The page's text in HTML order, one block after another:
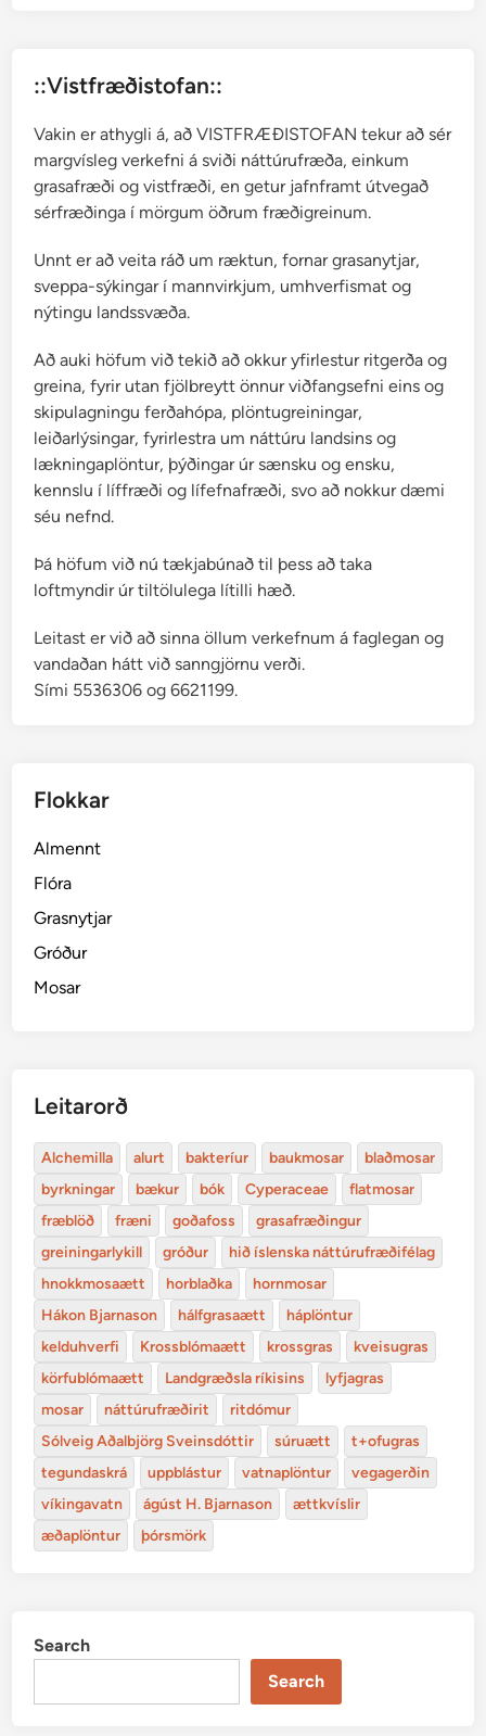
a
r
ð
::Vistfræðistofan::
Vakin er athygli á, að VISTFRÆÐISTOFAN tekur að sér
margvísleg verkefni á sviði náttúrufræða, einkum
grasafræði og vistfræði, en getur jafnframt útvegað
sérfræðinga í mörgum öðrum fræðigreinum.
Unnt er að veita ráð um ræktun, fornar grasanytjar,
sveppa-sýkingar í mannvirkjum, umhverfismat og
nýtingu landssvæða.
Að auki höfum við tekið að okkur yfirlestur ritgerða og
greina, fyrir utan fjölbreytt önnur viðfangsefni eins og
skipulagningu ferðahópa, plöntugreiningar,
leiðarlýsingar, fyrirlestra um náttúru landsins og
lækningaplöntur, þýðingar úr sænsku og ensku,
kennslu í líffræði og lífefnafræði, svo að nokkur dæmi
séu nefnd.
Þá höfum við nú tækjabúnað til þess að taka
loftmyndir úr tiltölulega lítilli hæð.
Leitast er við að sinna öllum verkefnum á faglegan og
vandaðan hátt við sanngjörnu verði.
Sími 5536306 og 6621199.
Flokkar
Almennt
Flóra
Grasnytjar
Gróður
Mosar
Leitarorð
Alchemilla alurt bakteríur baukmosar
blaðmosar
byrkningar
bækur bók Cyperaceae
flatmosar
fræblöð
fræni goðafoss
grasafræðingur
greiningarlykill
gróður
hið íslenska náttúrufræðifélag
hnokkmosaætt
horblaðka
hornmosar
Hákon Bjarnason
hálfgrasaætt
háplöntur
kelduhverfi
Krossblómaætt krossgras
kveisugras
körfublómaætt
Landgræðsla ríkisins
lyfjagras
mosar
náttúrufræðirit
ritdómur
Sólveig Aðalbjörg Sveinsdóttir
súruætt
t+ofugras
tegundaskrá
uppblástur vatnaplöntur
vegagerðin
víkingavatn
ágúst H. Bjarnason
ættkvíslir
æðaplöntur
þórsmörk
Search
Search